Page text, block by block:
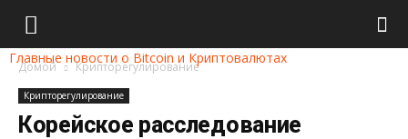
Главные новости о Bitcoin и Криптовалютах
Домой Крипторегулирование
Крипторегулирование
Корейское расследование